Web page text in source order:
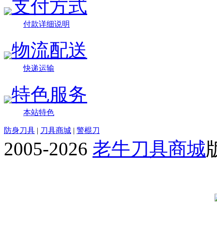
支付方式
付款详细说明
物流配送
快递运输
特色服务
本站特色
防身刀具 | 刀具商城 | 警棍刀
2005-2026 老牛刀具商城